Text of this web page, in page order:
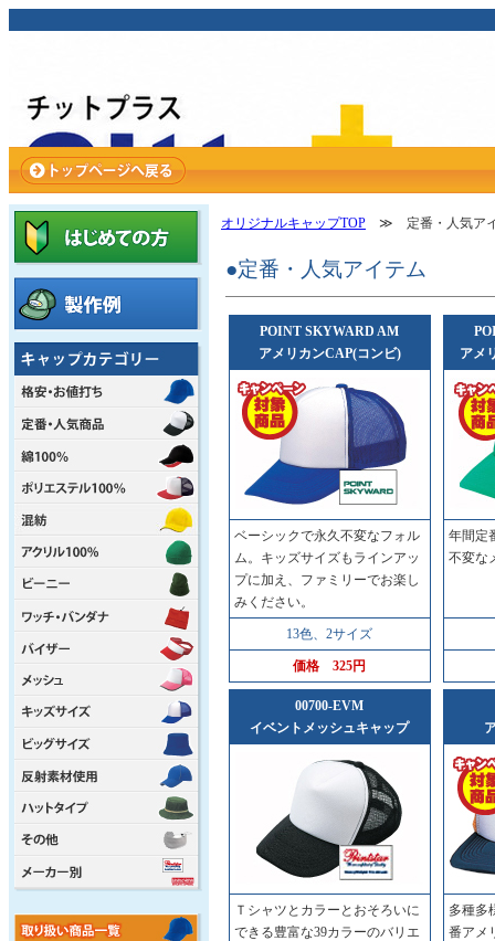
オリジナルキャップTOP ≫ 定番・人気ア
●定番・人気アイテム
POINT SKYWARD AM
アメリカンCAP(コンビ)
ベーシックで永久不変なフォル
ム。キッズサイズもラインアッ
プに加え、ファミリーでお楽し
みください。
13色、2サイズ
価格 325円
アメ
年間定
不変な
00700-EVM
イベントメッシュキャップ
Ｔシャツとカラーとおそろいに
できる豊富な39カラーのバリエ
多種多
番アメ